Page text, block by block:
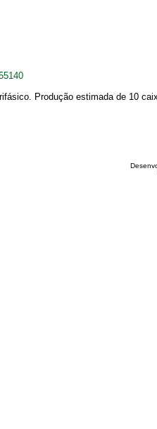
Produção estimada de 10